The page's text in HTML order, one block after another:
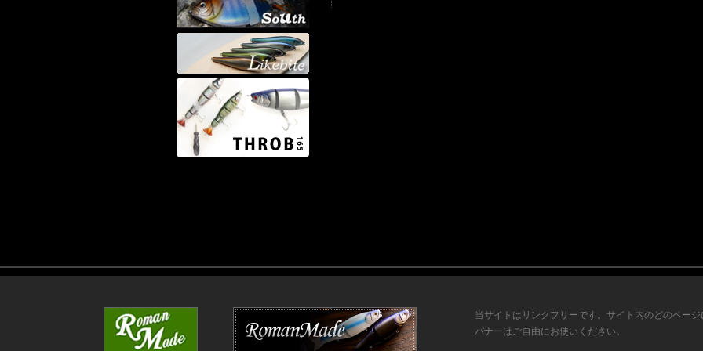
当サイトはリンクフリーです。サイト内のどのペー
バナーはご自由にお使いください。